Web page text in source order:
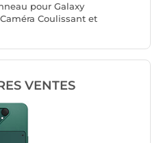
pour Galaxy
Coulissant et
VENTES